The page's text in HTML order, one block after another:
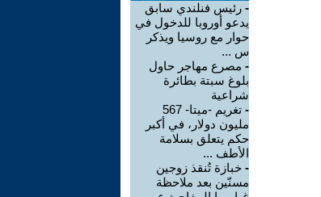
- رئيس فنلندي سابق
يدعو أوروبا للدخول في
حوار مع روسيا ويذكر
س ...
- مصرع مهاجر حاول
بلوغ سبتة بطائرة
شراعية
-
تغريم -ميتا- 567
مليون دولار، في أكبر
حكم يتعلق بسلامة
الأطف ...
- خبازة تُنقذ زوجين
مسنّين بعد ملاحظة